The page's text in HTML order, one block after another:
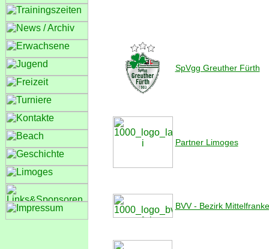
SpVgg Greuther Fürth
Partner Limoges
BVV - Bezirk